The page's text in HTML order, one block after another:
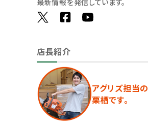
最新情報を発信しています。
店長紹介
アグリズ担当の
栗栖です。